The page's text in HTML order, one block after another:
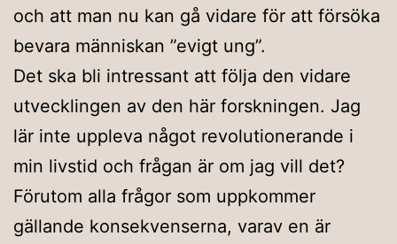
och att man nu kan gå vidare för att försöka
bevara människan ”evigt ung”.
Det ska bli intressant att följa den vidare
utvecklingen av den här forskningen. Jag
lär inte uppleva något revolutionerande i
min livstid och frågan är om jag vill det?
Förutom alla frågor som uppkommer
gällande konsekvenserna, varav en är